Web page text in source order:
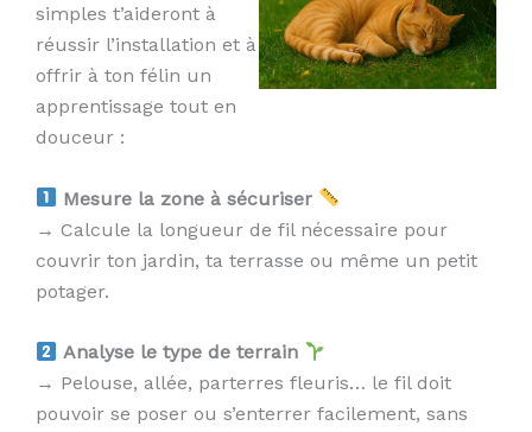
simples t’aideront à
réussir l’installation et à
offrir à ton félin un
apprentissage tout en
douceur :
Mesure la zone à sécuriser
→ Calcule la longueur de fil nécessaire pour
couvrir ton jardin, ta terrasse ou même un petit
potager.
Analyse le type de terrain
→ Pelouse, allée, parterres fleuris… le fil doit
pouvoir se poser ou s’enterrer facilement, sans